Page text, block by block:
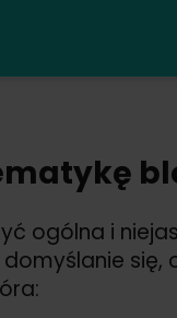
ogólna i
się,